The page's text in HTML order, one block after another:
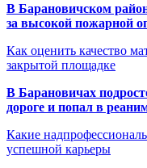
В Барановичском
за высокой пожарной
Как оценить качество
закрытой площадке
В Барановичах
дороге и попал в
Какие
успешной карьеры